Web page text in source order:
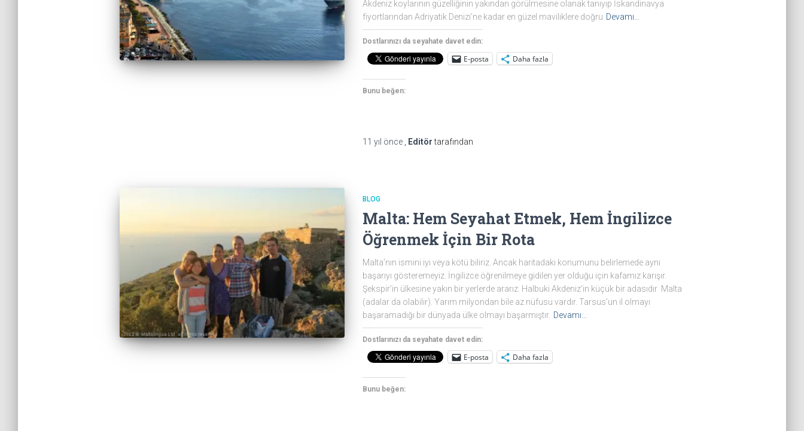
Akdeniz koylarının güzelliğinin yakından görülmesine olanak tanıyıp İskandinavya
fiyortlarından Adriyatik Denizi’ne kadar en güzel maviliklere doğru Devamı…
Dostlarınızı da seyahate davet edin:
E-posta Daha fazla
Bunu beğen:
11 yıl önce Editörtarafından
BLOG
Malta: Hem Seyahat Etmek, Hem İngilizce
Öğrenmek İçin Bir Rota
Malta’nın ismini iyi veya kötü biliriz. Ancak haritadaki konumunu belirlemede aynı
başarıyı gösteremeyiz. İngilizce öğrenilmeye gidilen yer olduğu için kafamız karışır.
Şekspir’in ülkesine yakın bir yerlerde ararız. Halbuki Akdeniz’in küçük bir adasıdır Malta
(adalar da olabilir). Yarım milyondan bile az nüfusu vardır. Tarsus’un il olmayı
başaramadığı bir dünyada ülke olmayı başarmıştır. Devamı…
Dostlarınızı da seyahate davet edin:
E-posta Daha fazla
Bunu beğen: